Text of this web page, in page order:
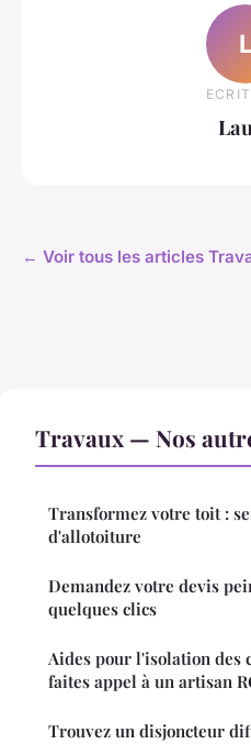
L
← Voir tous les articles
Travaux — Nos
Transformez votre toit :
d'allotoiture
Demandez votre devis
quelques clics
Aides pour l'isolation des
faites appel à un artisan
Trouvez un disjoncteur